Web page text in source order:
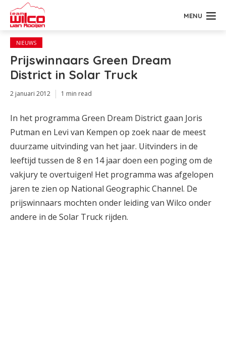
MENU
NIEUWS
Prijswinnaars Green Dream
District in Solar Truck
2 januari 2012 1 min read
In het programma Green Dream District gaan Joris
Putman en Levi van Kempen op zoek naar de meest
duurzame uitvinding van het jaar. Uitvinders in de
leeftijd tussen de 8 en 14 jaar doen een poging om de
vakjury te overtuigen! Het programma was afgelopen
jaren te zien op National Geographic Channel. De
prijswinnaars mochten onder leiding van Wilco onder
andere in de Solar Truck rijden.